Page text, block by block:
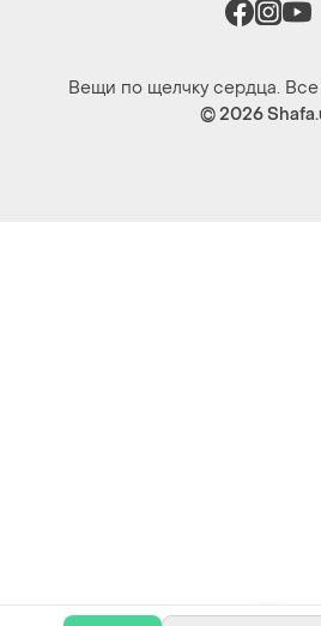
Вещи по щелчку сердца.
© 2026